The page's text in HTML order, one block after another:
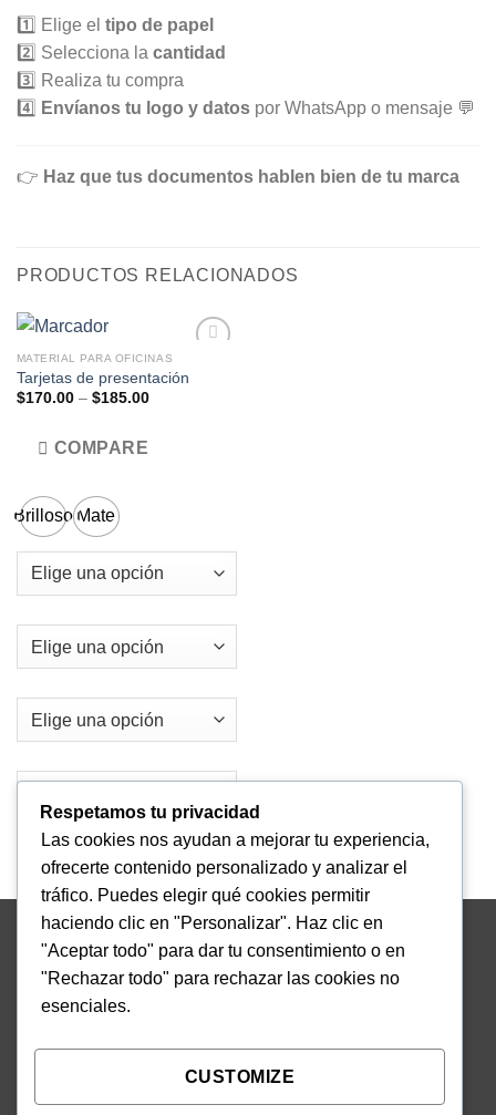
1️⃣ Elige el tipo de papel
2️⃣ Selecciona la cantidad
3️⃣ Realiza tu compra
4️⃣ Envíanos tu logo y datos por WhatsApp o mensaje 💬
👉 Haz que tus documentos hablen bien de tu marca
PRODUCTOS RELACIONADOS
MATERIAL PARA OFICINAS
Tarjetas de presentación
$170.00 – $185.00Price
COMPARE
Brilloso Mate
Clear
ABOUT US
Lorem ipsum dolor sit amet, consectetuer adipiscing elit,
Respetamos tu privacidad
Las cookies nos ayudan a mejorar tu experiencia,
ofrecerte contenido personalizado y analizar el
tráfico. Puedes elegir qué cookies permitir
haciendo clic en "Personalizar". Haz clic en
"Aceptar todo" para dar tu consentimiento o en
"Rechazar todo" para rechazar las cookies no
esenciales.
CUSTOMIZE